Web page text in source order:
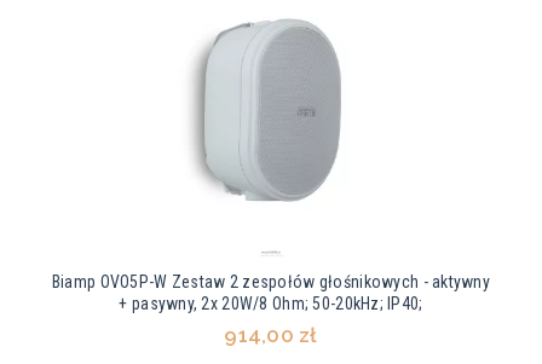
Biamp OVO5P-W Zestaw 2 zespołów głośnikowych - aktywny
+ pasywny, 2x 20W/8 Ohm; 50-20kHz; IP40;
914,00 zł